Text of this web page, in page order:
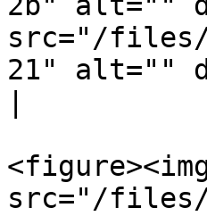
src="/files/
21" alt=""
src="/files/